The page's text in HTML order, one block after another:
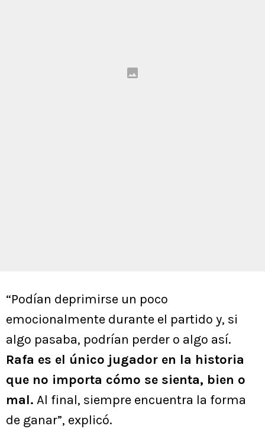
“Podían deprimirse un poco
emocionalmente durante el partido y, si
algo pasaba, podrían perder o algo así.
Rafa es el único jugador en la historia
que no importa cómo se sienta, bien o
mal. Al final, siempre encuentra la forma
de ganar”, explicó.